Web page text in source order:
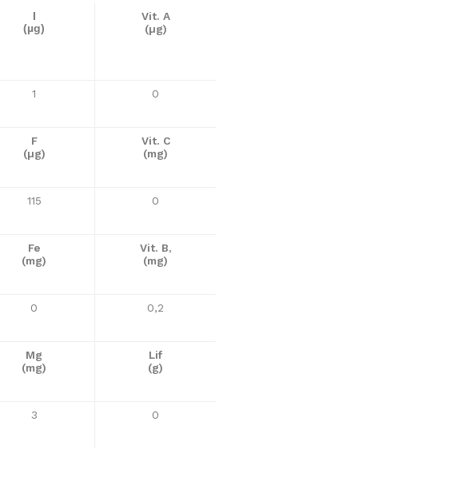
(µg)
Vit. A
(µg)
1 0
F
(µg)
Vit. C
(mg)
115 0
Fe
(mg)
Vit. B³
(mg)
0 0,2
Mg
(mg)
Lif
(g)
3 0